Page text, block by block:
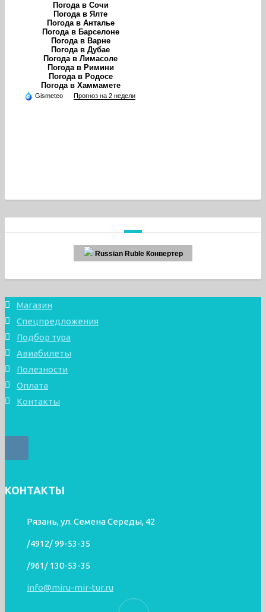
Погода в Сочи
Погода в Ялте
Погода в Анталье
Погода в Барселоне
Погода в Варне
Погода в Дубае
Погода в Лимасоле
Погода в Римини
Погода в Родосе
Погода в Хаммамете
Gismeteo Прогноз на 2 недели
Russian Ruble Конвертер
Магазин
Спецпредложения
Подбор тура
Авиабилеты
Полезности
Оплата
Контакты
КОНТАКТЫ
Рязань, ул. Семена Середы, 42
/4912/ 99-53-35
/961/ 130-53-35
info@miru-mir-tur.ru